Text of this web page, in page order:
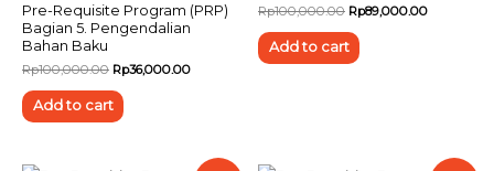
Pre-Requisite Program (PRP)
Bagian 5. Pengendalian
Bahan Baku
Rp100,000.00 Rp36,000.00
Add to cart
Rp100,000.00 Rp89,000.00
Add to cart